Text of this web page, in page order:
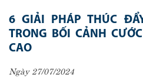
6 GIẢI PHÁP THÚC
TRONG BỐI CẢNH
CAO
Ngày 27/07/2024